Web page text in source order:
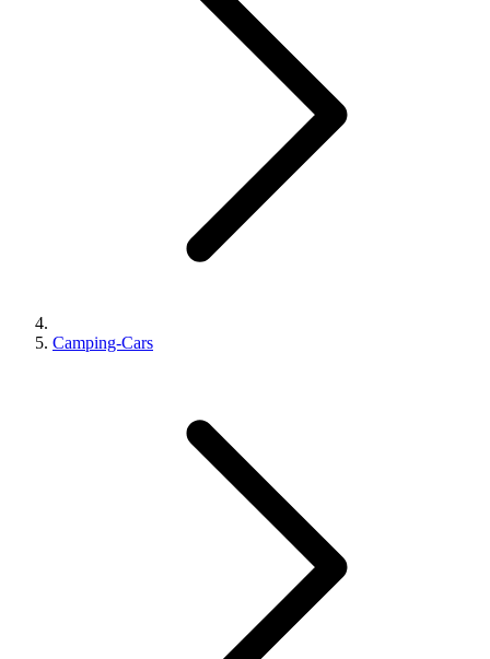
Camping-Cars